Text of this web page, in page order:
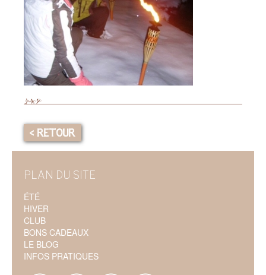
< RETOUR
PLAN DU SITE
ÉTÉ
HIVER
CLUB
BONS CADEAUX
LE BLOG
INFOS PRATIQUES